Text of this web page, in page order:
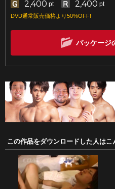
2,400 pt 2,400 pt
DVD通常販売価格より50%OFF!
パッケージ
この作品をダウンロードした人はこ